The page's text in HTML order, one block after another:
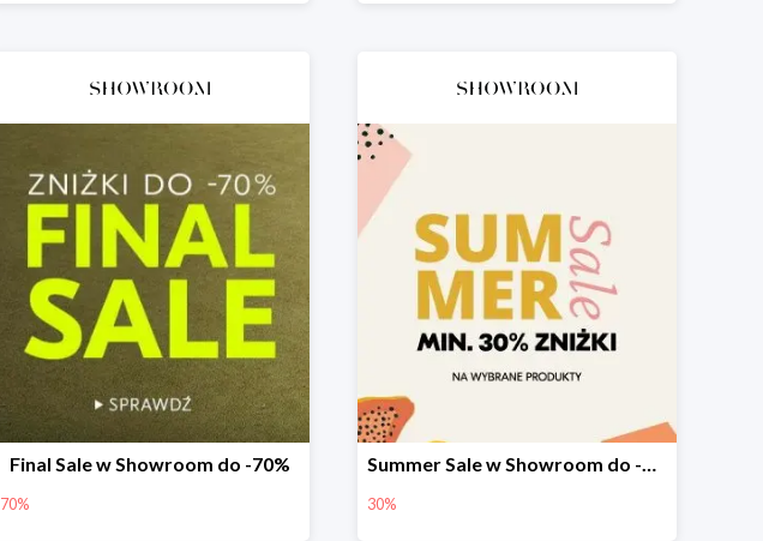
Final Sale w Showroom do -70%
70%
Summer Sale w Showroom do -30%
30%